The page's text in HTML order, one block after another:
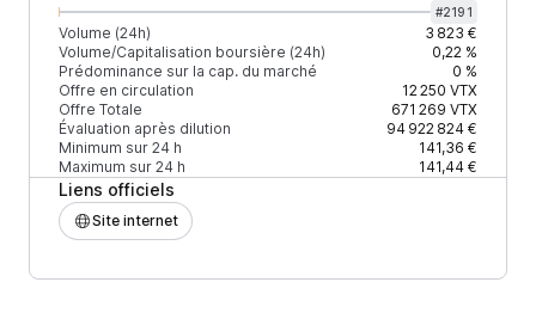
#2191
Volume (24h)
3 823 €
Volume/Capitalisation boursière (24h)
0,22 %
Prédominance sur la cap. du marché
0 %
Offre en circulation
12 250 VTX
Offre Totale
671 269 VTX
Évaluation après dilution
94 922 824 €
Minimum sur 24 h
141,36 €
Maximum sur 24 h
141,44 €
Liens officiels
Site internet